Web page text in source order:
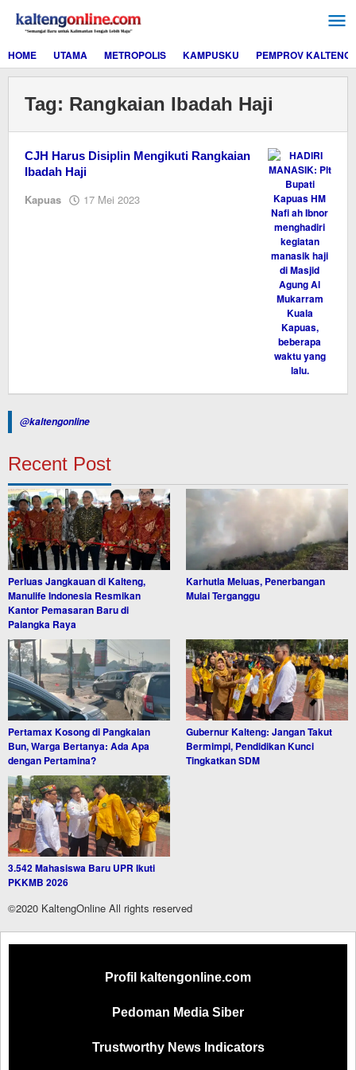
konten
HOME
UTAMA METROPOLIS KAMPUSKU PEMPROV KALTENG
Tag: Rangkaian Ibadah Haji
CJH Harus Disiplin Mengikuti Rangkaian
Ibadah Haji
Kapuas 17 Mei 2023
@kaltengonline
Recent Post
Perluas Jangkauan di Kalteng,
Manulife Indonesia Resmikan
Kantor Pemasaran Baru di
Palangka Raya
Karhutla Meluas, Penerbangan
Mulai Terganggu
Pertamax Kosong di Pangkalan
Bun, Warga Bertanya: Ada Apa
dengan Pertamina?
Gubernur Kalteng: Jangan Takut
Bermimpi, Pendidikan Kunci
Tingkatkan SDM
3.542 Mahasiswa Baru UPR Ikuti
PKKMB 2026
©2020 KaltengOnline All rights reserved
Profil kaltengonline.com
Pedoman Media Siber
Trustworthy News Indicators